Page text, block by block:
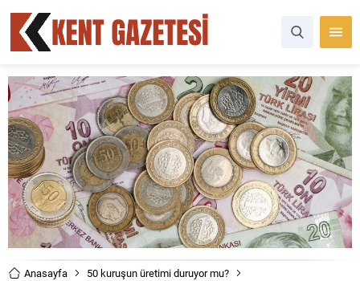
Anasayfa
50 kuruşun üretimi duruyor mu?